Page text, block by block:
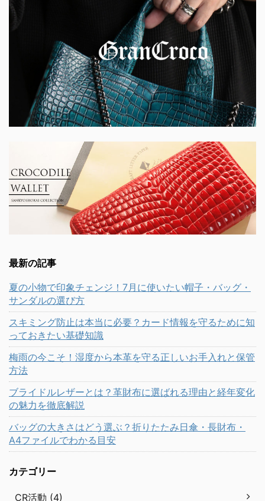
最新の記事
夏の小物で印象チェンジ！7月に使いたい帽子・バッグ・
サンダルの選び方
スキミング防止は本当に必要？カード情報を守るために知
っておきたい基礎知識
梅雨の今こそ！湿度から本革を守る正しいお手入れと保管
方法
ブライドルレザーとは？革財布に選ばれる理由と経年変化
の魅力を徹底解説
バッグの大きさはどう選ぶ？折りたたみ日傘・長財布・
A4ファイルでわかる目安
カテゴリー
CR活動 (4)